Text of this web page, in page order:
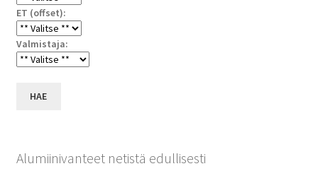
ET (offset):
Valmistaja:
HAE
Alumiinivanteet netistä edullisesti